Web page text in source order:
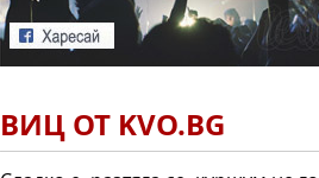
ВИЦ ОТ KVO.BG